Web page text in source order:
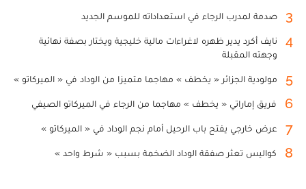
3 صدمة لمدرب الرجاء في استعداداته للموسم الجديد
4
نايف أكرد يدير ظهره لاغراءات مالية خليجية ويختار بصفة نهائية
وجهته المقبلة
5 مولودية الجزائر « يخطف » مهاجما متميزا من الوداد في « الميركاتو »
6 فريق إماراتي « يخطف » مهاجما من الرجاء في الميركاتو الصيفي
7 عرض خارجي يفتح باب الرحيل أمام نجم الوداد في « الميركاتو »
8 كواليس تعثر صفقة الوداد الضخمة بسبب « شرط واحد »